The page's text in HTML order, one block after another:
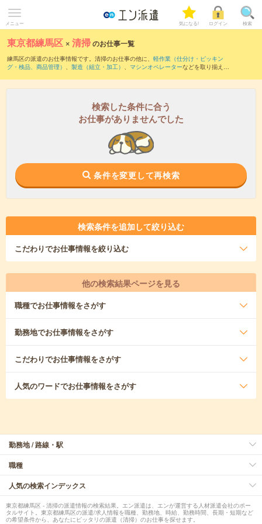
メニュー 気になる! ログイン 検索
東京都練馬区 ×清掃のお仕事一覧
練馬区の派遣のお仕事情報です。清掃のお仕事の他に、 軽作業（仕分け・ピッキン
グ・検品、商品管理） 、 製造（組立・加工） 、 マシンオペレーターなどを取り揃えて
検索した条件に合う
お仕事がありませんでした
条件を変更して再検索
検索条件を追加して絞り込む
こだわりでお仕事情報を絞り込む
他の検索結果ページを見る
職種でお仕事情報をさがす
勤務地でお仕事情報をさがす
こだわりでお仕事情報をさがす
人気のワードでお仕事情報をさがす
勤務地 / 路線・駅
職種
人気の検索インデックス
東京都練馬区 - 清掃の派遣情報の検索結果。エン派遣は、エンが運営する人材派遣会社のポー
タルサイト。東京都練馬区の派遣/求人情報を職種、勤務地、時給、勤務時間、長期・短期など
の希望条件から、あなたにピッタリの派遣（清掃）のお仕事を探せます。